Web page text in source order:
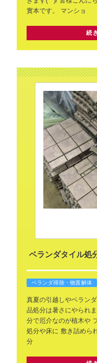
實本です。
マンショ
続
ベランダタイル処
ベランダ掃除・物置解体
真夏の引越しやベラン
品処分は暑さにやられま
分で厄介なのが植木や
処分や床に 敷き詰めら
分